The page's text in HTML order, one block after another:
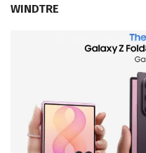
WINDTRE